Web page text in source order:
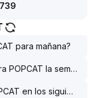
para mañana?
POPCAT la semana
en los siguientes